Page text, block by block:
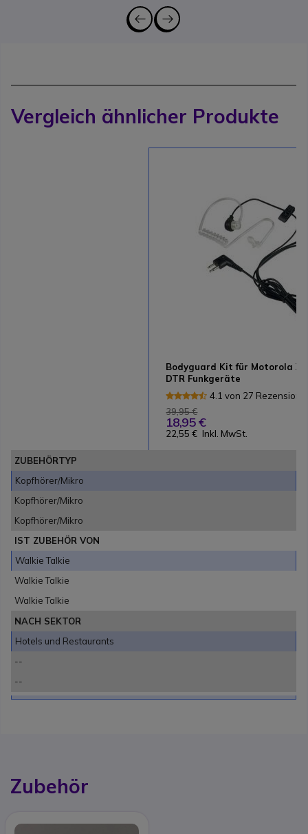
Vergleich ähnlicher Produkte
Bodyguard Kit für Motorola
DTR Funkgeräte
4.1 von 27
39,95 €
18,95 €
22,55 € Inkl. MwSt.
ZUBEHÖRTYP
Kopfhörer/Mikro
Kopfhörer/Mikro
Kopfhörer/Mikro
IST ZUBEHÖR VON
Walkie Talkie
Walkie Talkie
Walkie Talkie
NACH SEKTOR
Hotels und Restaurants
--
--
Zubehör